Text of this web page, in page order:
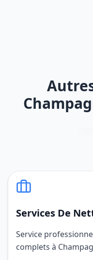
Services De
Service
complets à